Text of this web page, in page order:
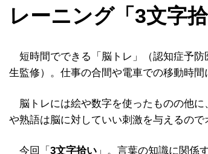
レーニング「3文字拾
短時間でできる「脳トレ」（認知症予
生監修）。仕事の合間や電車での移動時間
脳トレには絵や数字を使ったものの他
や熟語は脳に対していい刺激を与えるので
今回「 3文字拾い 」。言葉の知識に関係